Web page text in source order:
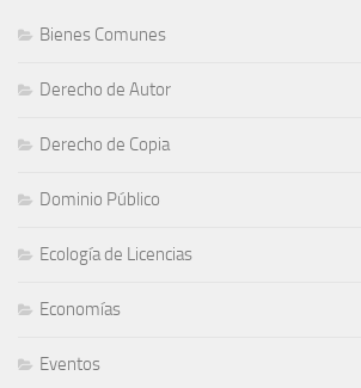
Bienes Comunes
Derecho de Autor
Derecho de Copia
Dominio Público
Ecología de Licencias
Economías
Eventos